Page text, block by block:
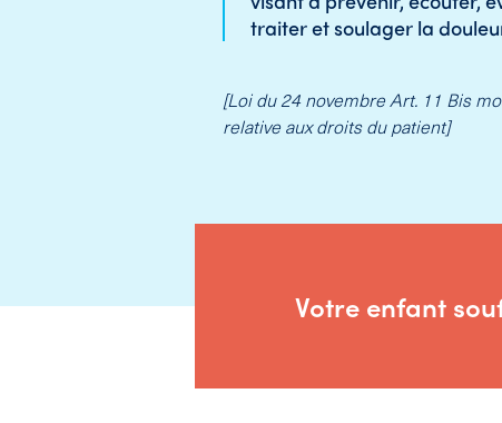
traiter et soulager la
[Loi du 24 novembre Art. 11 Bis
relative aux droits du patient]
Votre enfant